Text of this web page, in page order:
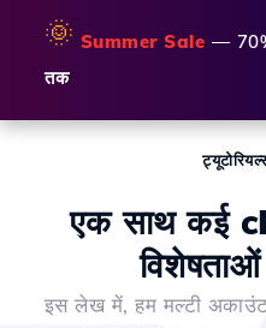
🌞 Summer Sale —
तक
एक साथ कई
इस लेख में, हम मल्टी